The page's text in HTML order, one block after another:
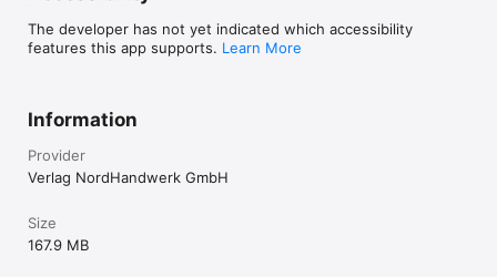
The developer has not yet indicated which accessibility
features this app supports. Learn More
Information
Provider
Verlag NordHandwerk GmbH
Size
167.9 MB